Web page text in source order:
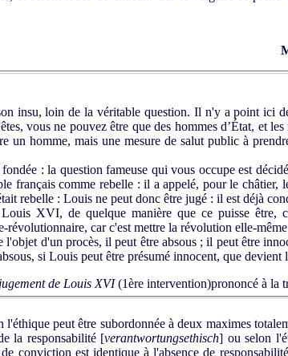
insu, loin de la véritable question. Il n'y a point ici
vous ne pouvez être que des hommes d’État, et
un homme, mais une mesure de salut public à
: la question fameuse qui vous occupe est
français comme rebelle : il a appelé, pour le châtier,
rebelle : Louis ne peut donc être jugé : il est déjà
XVI, de quelque manière que ce puisse être,
révolutionnaire, car c'est mettre la révolution elle-
d'un procès, il peut être absous ; il peut être
si Louis peut être présumé innocent, que devient
de Louis XVI(1ère intervention)prononcé à la
peut être subordonnée à deux maximes
la responsabilité [verantwortungsethisch] ou selon
conviction est identique à l'absence de